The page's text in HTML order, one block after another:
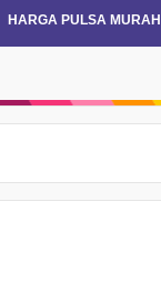
HARGA PULSA MURAH